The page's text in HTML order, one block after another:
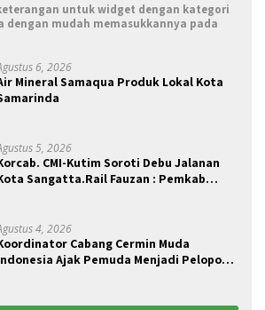
untuk widget dengan kategori
mudah memasukkannya pada
6, 2026
Mineral Samaqua Produk Lokal Kota
5, 2026
CMI-Kutim Soroti Debu Jalanan
Sangatta.Rail Fauzan : Pemkab
4, 2026
Cabang Cermin Muda
Ajak Pemuda Menjadi Pelopor